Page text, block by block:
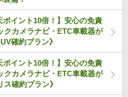
ポイント10倍！】安心の免責
カメラナビ・ETC車載器が
確約プラン》
ポイント10倍！】安心の免責
カメラナビ・ETC車載器が
確約プラン》